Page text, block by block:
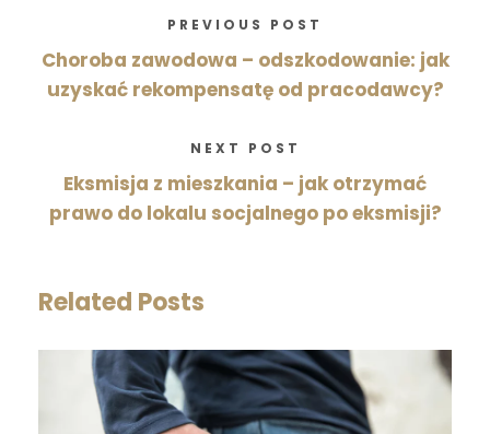
PREVIOUS POST
Choroba zawodowa – odszkodowanie: jak
uzyskać rekompensatę od pracodawcy?
NEXT POST
Eksmisja z mieszkania – jak otrzymać
prawo do lokalu socjalnego po eksmisji?
Related Posts